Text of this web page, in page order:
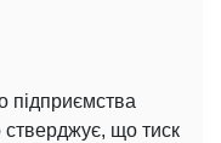
підприємства
стверджує, що тиск